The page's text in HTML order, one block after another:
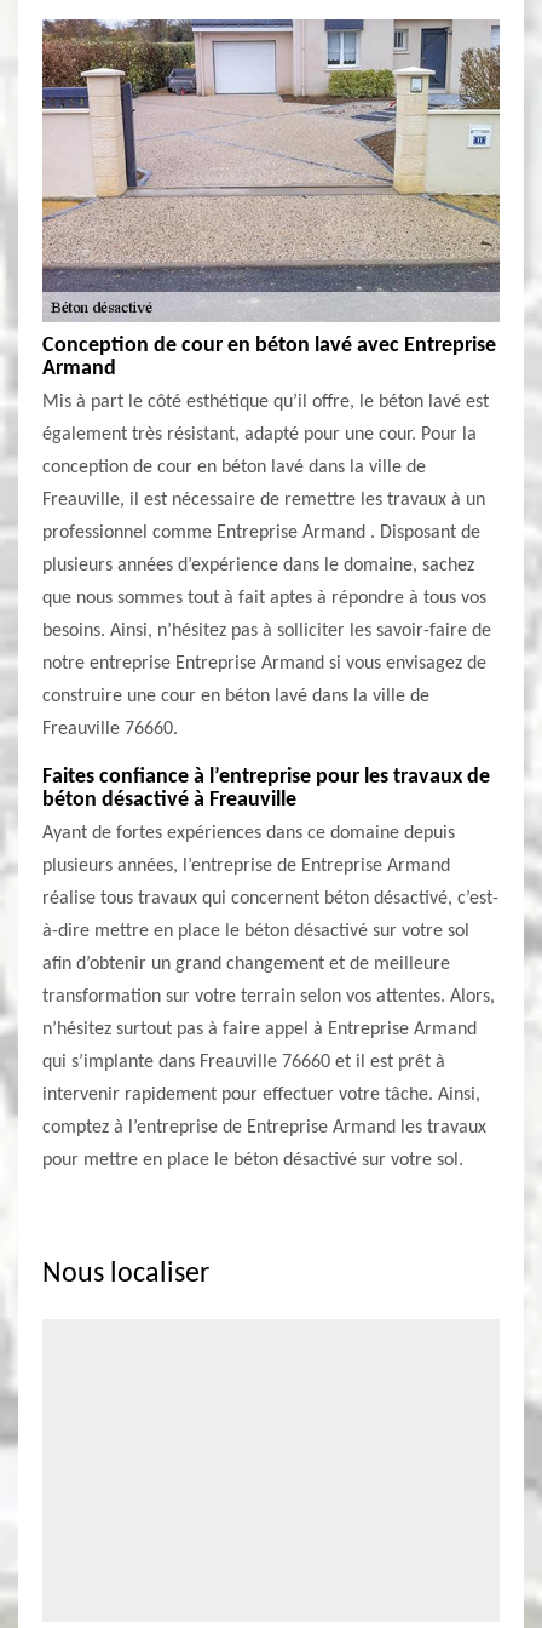
Conception de cour en béton lavé avec Entreprise
Armand
Mis à part le côté esthétique qu’il offre, le béton lavé est
également très résistant, adapté pour une cour. Pour la
conception de cour en béton lavé dans la ville de
Freauville, il est nécessaire de remettre les travaux à un
professionnel comme Entreprise Armand . Disposant de
plusieurs années d’expérience dans le domaine, sachez
que nous sommes tout à fait aptes à répondre à tous vos
besoins. Ainsi, n’hésitez pas à solliciter les savoir-faire de
notre entreprise Entreprise Armand si vous envisagez de
construire une cour en béton lavé dans la ville de
Freauville 76660.
Faites confiance à l’entreprise pour les travaux de
béton désactivé à Freauville
Ayant de fortes expériences dans ce domaine depuis
plusieurs années, l’entreprise de Entreprise Armand
réalise tous travaux qui concernent béton désactivé, c’est-
à-dire mettre en place le béton désactivé sur votre sol
afin d’obtenir un grand changement et de meilleure
transformation sur votre terrain selon vos attentes. Alors,
n’hésitez surtout pas à faire appel à Entreprise Armand
qui s’implante dans Freauville 76660 et il est prêt à
intervenir rapidement pour effectuer votre tâche. Ainsi,
comptez à l’entreprise de Entreprise Armand les travaux
pour mettre en place le béton désactivé sur votre sol.
Nous localiser